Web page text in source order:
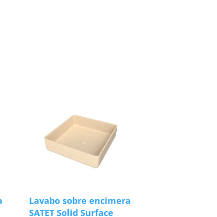
Lavabo sobre encimera
SATET Solid Surface